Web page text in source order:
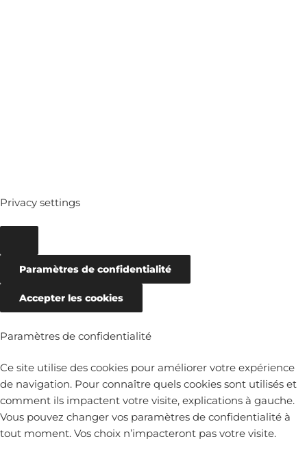
Privacy settings
Paramètres de confidentialité
Accepter les cookies
Paramètres de confidentialité
Ce site utilise des cookies pour améliorer votre expérience
de navigation. Pour connaître quels cookies sont utilisés et
comment ils impactent votre visite, explications à gauche.
Vous pouvez changer vos paramètres de confidentialité à
tout moment. Vos choix n’impacteront pas votre visite.